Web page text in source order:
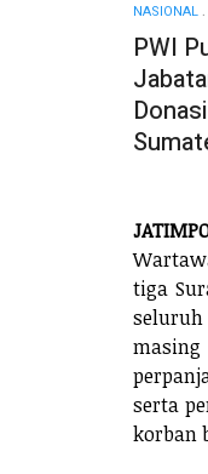
NASIONAL
PWI
tiga
serta
korban